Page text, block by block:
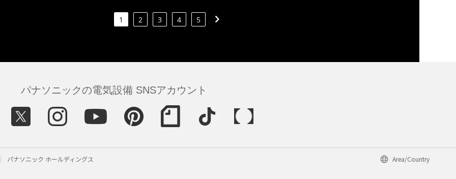
1 2 3 4 5
パナソニックの電気設備 SNSアカウント
パナソニック ホールディングス Area/Country